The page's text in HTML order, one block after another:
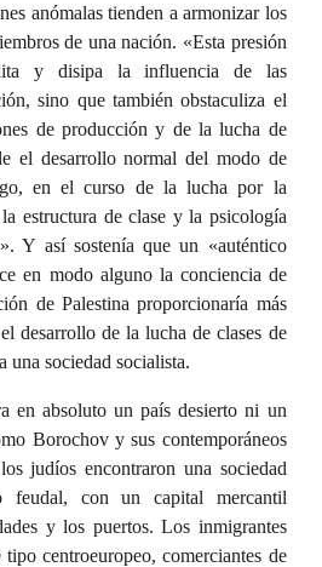
anómalas tienden a armonizar los
de una nación. «Esta presión
y disipa la influencia de las
sino que también obstaculiza el
de producción y de la lucha de
el desarrollo normal del modo de
en el curso de la lucha por la
estructura de clase y la psicología
Y así sostenía que un «auténtico
en modo alguno la conciencia de
de Palestina proporcionaría más
desarrollo de la lucha de clases de
una sociedad socialista.
en absoluto un país desierto ni un
Borochov y sus contemporáneos
judíos encontraron una sociedad
feudal, con un capital mercantil
y los puertos. Los inmigrantes
tipo centroeuropeo, comerciantes de